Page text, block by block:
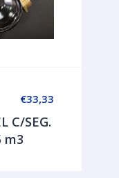
€33,33
C/SEG.
m3